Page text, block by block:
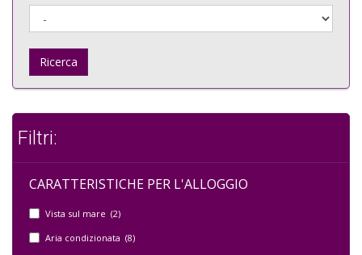
Ricerca
Filtri:
CARATTERISTICHE PER L'ALLOGGIO
Vista sul mare (2)
Aria condizionata (8)